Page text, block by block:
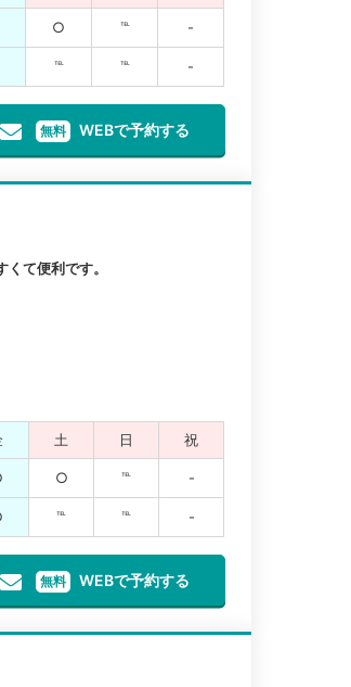
○ ℡ -
℡ ℡ -
無料 WEBで予約する
て便利です。
土 日 祝
○ ℡ -
℡ ℡ -
無料 WEBで予約する